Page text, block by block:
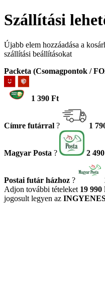
Szállítási
Újabb elem hozzáadása a
szállítási beállításokat
Packeta (Csomagpontok /
1 390 Ft
Címre futárral ? 1
Magyar Posta ? 2
Postai futár házhoz ?
Adjon további tételeket 19 990
jogosult legyen az